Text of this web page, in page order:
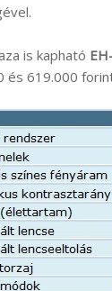
is kapható
és 619.000